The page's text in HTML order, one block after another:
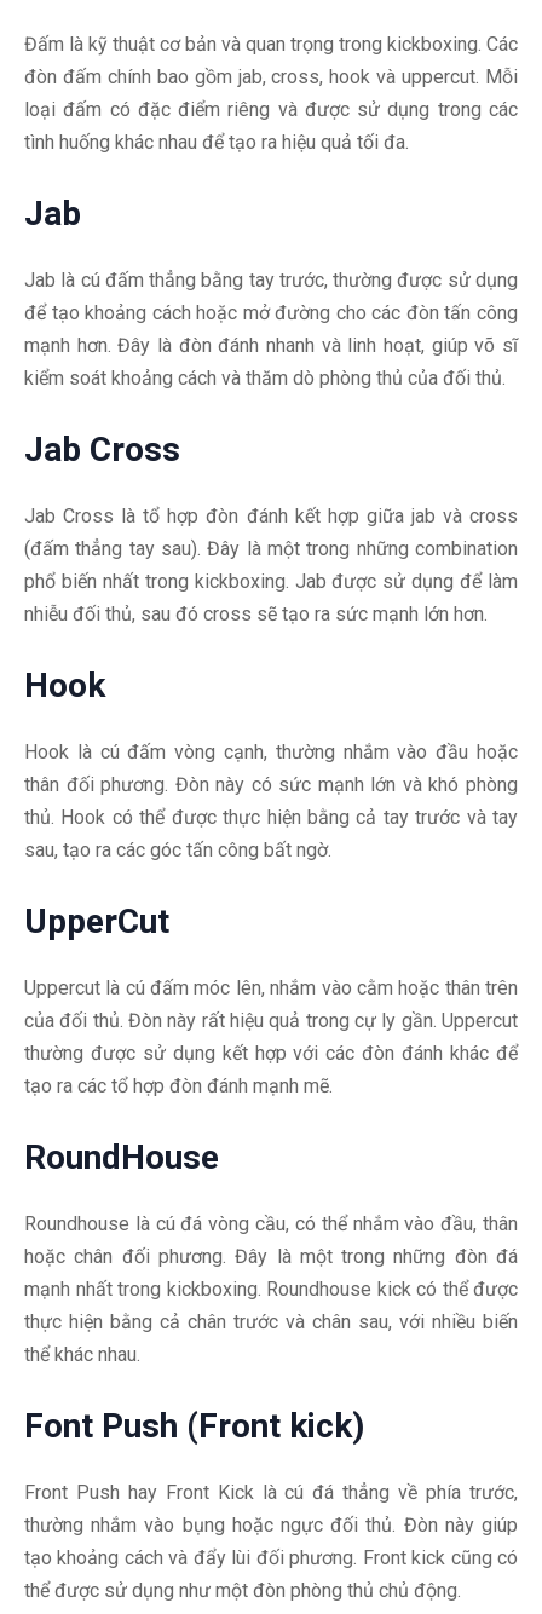
Đấm là kỹ thuật cơ bản và quan trọng trong kickboxing. Các
đòn đấm chính bao gồm jab, cross, hook và uppercut. Mỗi
loại đấm có đặc điểm riêng và được sử dụng trong các
tình huống khác nhau để tạo ra hiệu quả tối đa.
Jab
Jab là cú đấm thẳng bằng tay trước, thường được sử dụng
để tạo khoảng cách hoặc mở đường cho các đòn tấn công
mạnh hơn. Đây là đòn đánh nhanh và linh hoạt, giúp võ sĩ
kiểm soát khoảng cách và thăm dò phòng thủ của đối thủ.
Jab Cross
Jab Cross là tổ hợp đòn đánh kết hợp giữa jab và cross
(đấm thẳng tay sau). Đây là một trong những combination
phổ biến nhất trong kickboxing. Jab được sử dụng để làm
nhiễu đối thủ, sau đó cross sẽ tạo ra sức mạnh lớn hơn.
Hook
Hook là cú đấm vòng cạnh, thường nhắm vào đầu hoặc
thân đối phương. Đòn này có sức mạnh lớn và khó phòng
thủ. Hook có thể được thực hiện bằng cả tay trước và tay
sau, tạo ra các góc tấn công bất ngờ.
UpperCut
Uppercut là cú đấm móc lên, nhắm vào cằm hoặc thân trên
của đối thủ. Đòn này rất hiệu quả trong cự ly gần. Uppercut
thường được sử dụng kết hợp với các đòn đánh khác để
tạo ra các tổ hợp đòn đánh mạnh mẽ.
RoundHouse
Roundhouse là cú đá vòng cầu, có thể nhắm vào đầu, thân
hoặc chân đối phương. Đây là một trong những đòn đá
mạnh nhất trong kickboxing. Roundhouse kick có thể được
thực hiện bằng cả chân trước và chân sau, với nhiều biến
thể khác nhau.
Font Push (Front kick)
Front Push hay Front Kick là cú đá thẳng về phía trước,
thường nhắm vào bụng hoặc ngực đối thủ. Đòn này giúp
tạo khoảng cách và đẩy lùi đối phương. Front kick cũng có
thể được sử dụng như một đòn phòng thủ chủ động.